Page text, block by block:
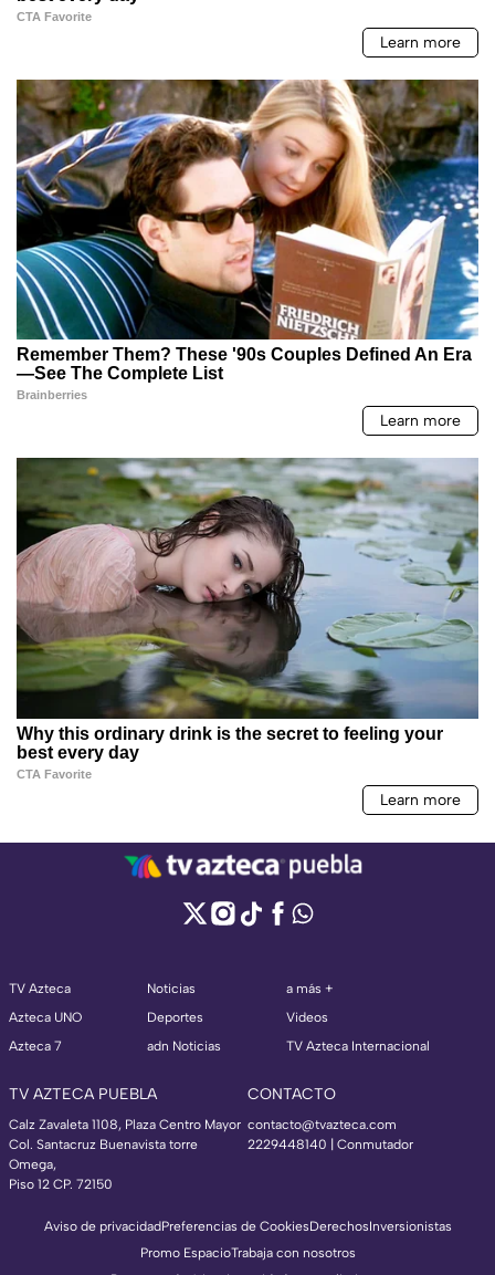
TV Azteca
Azteca UNO
Azteca 7
Noticias
Deportes
adn Noticias
a más +
Videos
TV Azteca Internacional
TV AZTECA PUEBLA
Calz Zavaleta 1108, Plaza Centro Mayor
Col. Santacruz Buenavista torre
Omega,
Piso 12 CP. 72150
CONTACTO
contacto@tvazteca.com
2229448140 | Conmutador
Aviso de privacidadPreferencias de CookiesDerechosInversionistas
Promo EspacioTrabaja con nosotros